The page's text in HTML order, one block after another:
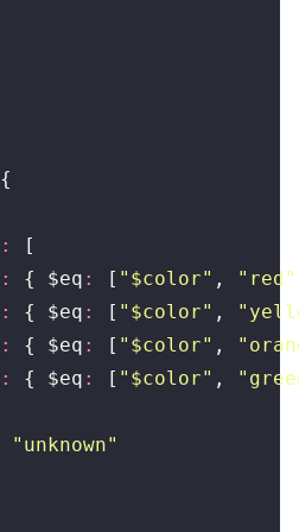
{
:
[
: { $eq : [ "$color" , "red"
: { $eq : [ "$color" ,
: { $eq : [ "$color" ,
: { $eq : [ "$color" ,
"unknown"